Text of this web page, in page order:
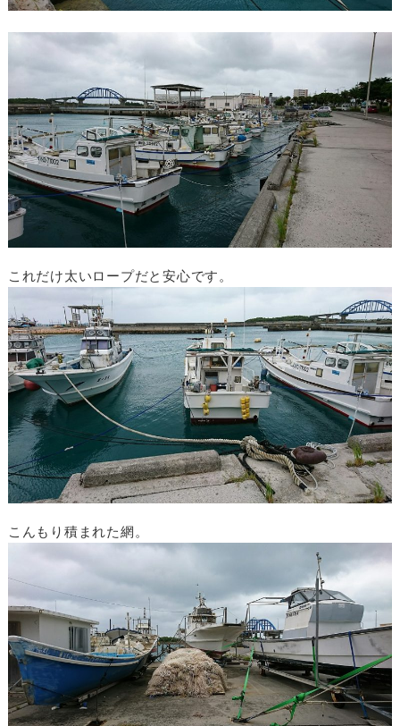
これだけ太いロープだと安心です。
こんもり積まれた網。